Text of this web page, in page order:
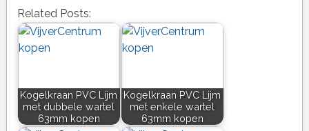
Related Posts:
Kogelkraan PVC Lijm
met dubbele wartel
63mm kopen
Kogelkraan PVC Lijm
met enkele wartel
63mm kopen